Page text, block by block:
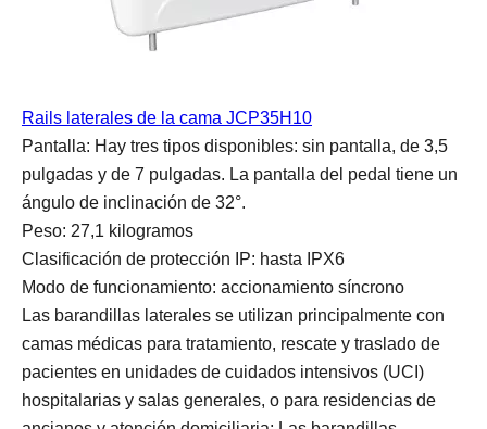
Rails laterales de la cama JCP35H10
Pantalla: Hay tres tipos disponibles: sin pantalla, de 3,5
pulgadas y de 7 pulgadas. La pantalla del pedal tiene un
ángulo de inclinación de 32°.
Peso: 27,1 kilogramos
Clasificación de protección IP: hasta IPX6
Modo de funcionamiento: accionamiento síncrono
Las barandillas laterales se utilizan principalmente con
camas médicas para tratamiento, rescate y traslado de
pacientes en unidades de cuidados intensivos (UCI)
hospitalarias y salas generales, o para residencias de